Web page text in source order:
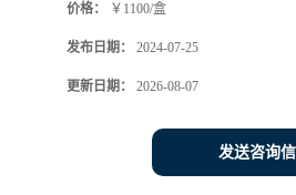
价格： ￥1100/盒
发布日期： 2024-07-25
更新日期： 2026-08-07
发送咨询